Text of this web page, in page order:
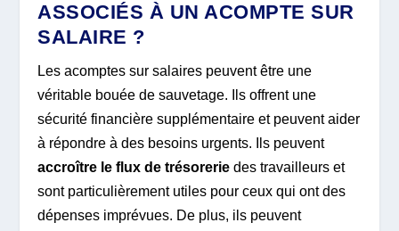
ASSOCIÉS À UN ACOMPTE SUR
SALAIRE ?
Les acomptes sur salaires peuvent être une
véritable bouée de sauvetage. Ils offrent une
sécurité financière supplémentaire et peuvent aider
à répondre à des besoins urgents. Ils peuvent
accroître le flux de trésorerie des travailleurs et
sont particulièrement utiles pour ceux qui ont des
dépenses imprévues. De plus, ils peuvent